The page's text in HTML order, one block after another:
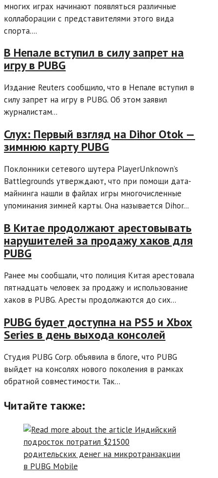
многих играх начинают появляться различные
коллаборации с представителями этого вида
спорта....
В Непале вступил в силу запрет на
игру в PUBG
Издание Reuters сообщило, что в Непале вступил в
силу запрет на игру в PUBG. Об этом заявил
журналистам...
Слух: Первый взгляд на Dihor Otok —
зимнюю карту PUBG
Поклонники сетевого шутера PlayerUnknown’s
Battlegrounds утверждают, что при помощи дата-
майнинга нашли в файлах игры многочисленные
упоминания зимней карты. Она называется Dihor...
В Китае продолжают арестовывать
нарушителей за продажу хаков для
PUBG
Ранее мы сообщали, что полиция Китая арестовала
пятнадцать человек за продажу и использование
хаков в PUBG. Аресты продолжаются до сих...
PUBG будет доступна на PS5 и Xbox
Series в день выхода консолей
Студия PUBG Corp. объявила в блоге, что PUBG
выйдет на консолях нового поколения в рамках
обратной совместимости. Так...
Читайте также: